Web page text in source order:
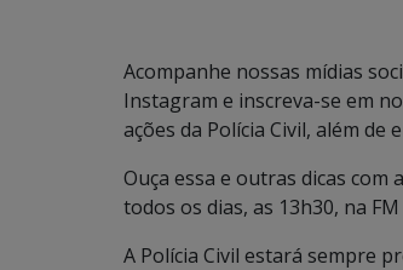
Acompanhe nossas mídias
Instagram e inscreva-se em
ações da Polícia Civil, além de
Ouça essa e outras dicas
todos os dias, as 13h30, na FM
A Polícia Civil estará sempre